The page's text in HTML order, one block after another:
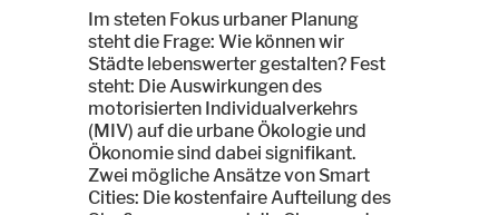
Im steten Fokus urbaner Planung
steht die Frage: Wie können wir
Städte lebenswerter gestalten? Fest
steht: Die Auswirkungen des
motorisierten Individualverkehrs
(MIV) auf die urbane Ökologie und
Ökonomie sind dabei signifikant.
Zwei mögliche Ansätze von Smart
Cities: Die kostenfaire Aufteilung des